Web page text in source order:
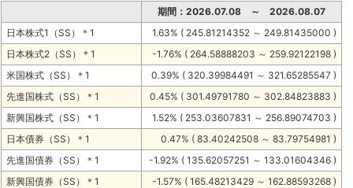
期間：2026.07.08 ～ 2026.08.07
日本株式1（SS）＊1
1.63% ( 245.81214352 ～ 249.81435000 )
日本株式2（SS）＊1
-1.76% ( 264.58888203 ～ 259.92122198 )
米国株式（SS）＊1
0.39% ( 320.39984491 ～ 321.65285547 )
先進国株式（SS）＊1
0.45% ( 301.49791780 ～ 302.84823883 )
新興国株式（SS）＊1
1.52% ( 253.03607831 ～ 256.89074703 )
日本債券（SS）＊1
0.47% ( 83.40242508 ～ 83.79754981 )
先進国債券（SS）＊1
-1.92% ( 135.62057251 ～ 133.01604346 )
新興国債券（SS）＊1
-1.57% ( 165.48213429 ～ 162.88593268 )